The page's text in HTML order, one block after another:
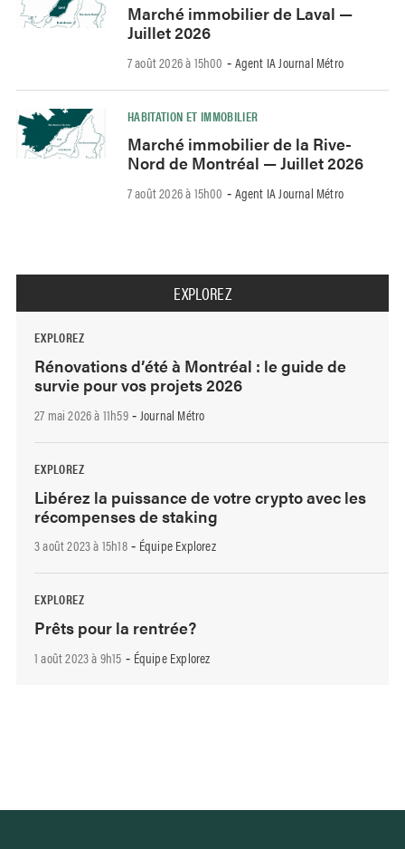
Marché immobilier de Laval —
Juillet 2026
7 août 2026 à 15h00 - Agent IA Journal Métro
HABITATION ET IMMOBILIER
Marché immobilier de la Rive-
Nord de Montréal — Juillet 2026
7 août 2026 à 15h00 - Agent IA Journal Métro
EXPLOREZ
EXPLOREZ
Rénovations d’été à Montréal : le guide de
survie pour vos projets 2026
27 mai 2026 à 11h59- Journal Métro
EXPLOREZ
Libérez la puissance de votre crypto avec les
récompenses de staking
3 août 2023 à 15h18- Équipe Explorez
EXPLOREZ
Prêts pour la rentrée?
1 août 2023 à 9h15 - Équipe Explorez